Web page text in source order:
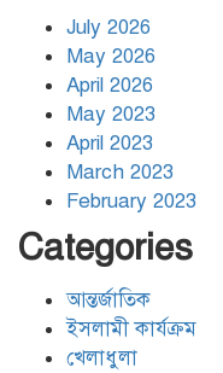
July 2026
May 2026
April 2026
May 2023
April 2023
March 2023
February 2023
Categories
আন্তর্জাতিক
ইসলামী কার্যক্রম
খেলাধুলা